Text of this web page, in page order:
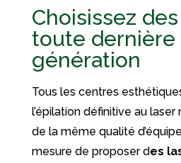
Choisissez
toute dernière
génération
Tous les centres
l’épilation définitive au
de la même qualité
mesure de proposer des